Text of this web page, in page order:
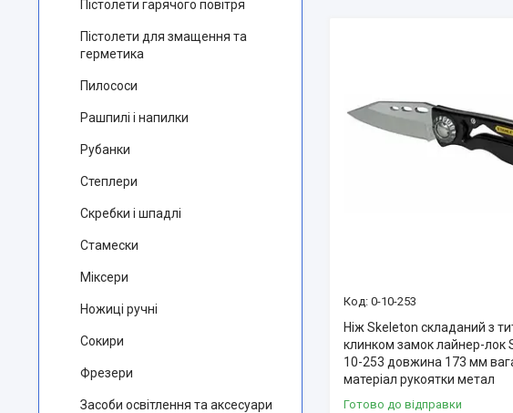
0-10-253
Ніж Skeleton складаний з
клинком замок лайнер-лок
10-253 довжина 173 мм
матеріал рукоятки метал
Готово до відправки
Пістолети гарячого повітря
Пістолети для змащення та
герметика
Пилососи
Рашпилі і напилки
Рубанки
Степлери
Скребки і шпадлі
Стамески
Міксери
Ножиці ручні
Сокири
Фрезери
Засоби освітлення та аксесуари